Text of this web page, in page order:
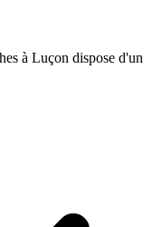
à Luçon dispose d'un